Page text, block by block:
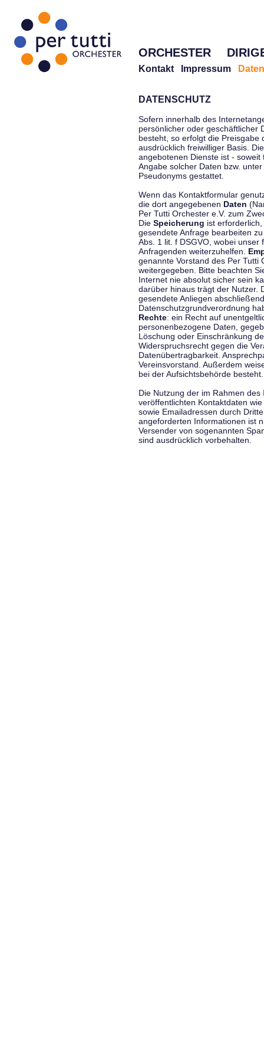
ORCHESTER
Kontakt Impressum
DATENSCHUTZ
Sofern innerhalb des
persönlicher oder geschäftlicher
besteht, so erfolgt die Preisgabe
ausdrücklich freiwilliger Basis.
angebotenen Dienste ist -
Angabe solcher Daten bzw.
Pseudonyms gestattet.
Wenn das Kontaktformular
die dort angegebenen Daten
Per Tutti Orchester e.V. zum
Die Speicherung ist
gesendete Anfrage bearbeiten
Abs. 1 lit. f DSGVO, wobei
Anfragenden weiterzuhelfen.
genannte Vorstand des Per Tutti
weitergegeben. Bitte beachten
Internet nie absolut sicher sein
darüber hinaus trägt der Nutzer.
gesendete Anliegen
Datenschutzgrundverordnung
Rechte: ein Recht auf
personenbezogene Daten,
Löschung oder Einschränkung
Widerspruchsrecht gegen die
Datenübertragbarkeit.
Vereinsvorstand. Außerdem
bei der Aufsichtsbehörde besteht.
Die Nutzung der im Rahmen
veröffentlichten Kontaktdaten
sowie Emailadressen durch
angeforderten Informationen ist
Versender von sogenannten
sind ausdrücklich vorbehalten.